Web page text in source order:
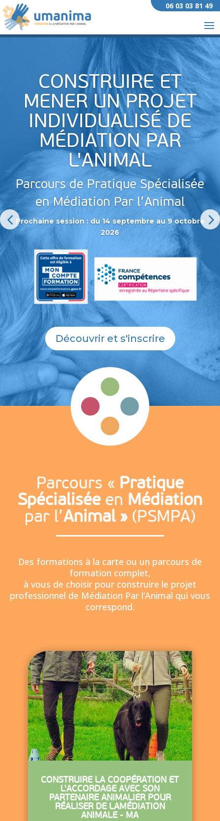
06 03 03 81 49
CONSTRUIRE ET
MENER UN PROJET
INDIVIDUALISÉ DE
MÉDIATION PAR
L'ANIMAL
Parcours de Pratique Spécialisée
en Médiation Par l’Animal
Prochaine session : du 14 septembre au 9 octobre
2026
Découvrir et s'inscrire
Parcours « Pratique
Spécialiséeen Médiation
par l’Animal » (PSMPA)
Des formations à la carte ou un parcours de
formation complet,
à vous de choisir pour construire le projet
professionnel de Médiation Par l’Animal qui vous
correspond.
CONSTRUIRE LA COOPÉRATION ET
L'ACCORDAGE AVEC SON
PARTENAIRE ANIMALIER POUR
RÉALISER DE LAMÉDIATION
ANIMALE - MA